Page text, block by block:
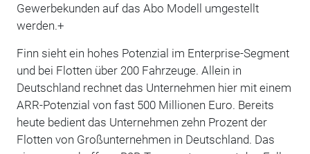
Gewerbekunden auf das Abo Modell umgestellt
werden.+
Finn sieht ein hohes Potenzial im Enterprise-Segment
und bei Flotten über 200 Fahrzeuge. Allein in
Deutschland rechnet das Unternehmen hier mit einem
ARR-Potenzial von fast 500 Millionen Euro. Bereits
heute bedient das Unternehmen zehn Prozent der
Flotten von Großunternehmen in Deutschland. Das